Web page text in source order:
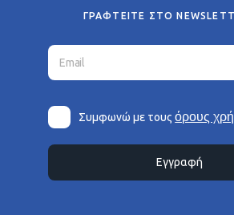
ΓΡΑΦΤΕΙΤΕ ΣΤΟ
Συμφωνώ με τουςόρους
Εγγραφή